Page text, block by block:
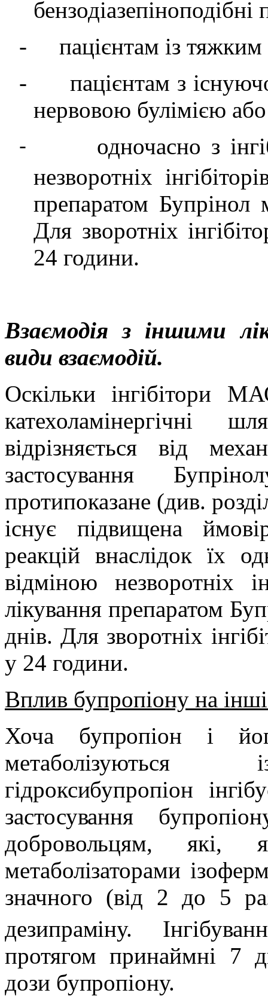
бензодіазепіноподібні
-
пацієнтам із
-
пацієнтам з
нервовою булімією
-
одночасно з
незворотніх
препаратом
Для зворотніх
24 години.
Взаємодія з іншими
види взаємодій.
Оскільки інгібітори
відрізняється від
застосування
протипоказане (див.
існує підвищена
реакцій внаслідок їх
відміною незворотніх
лікування препаратом
днів. Для зворотніх
у 24 години.
Вплив бупропіону на інші
Хоча бупропіон і
метаболізуються
гідроксибупропіон
застосування
добровольцям,
метаболізаторами
значного (від 2 до 5
дезипраміну.
протягом принаймні 7
дози бупропіону.